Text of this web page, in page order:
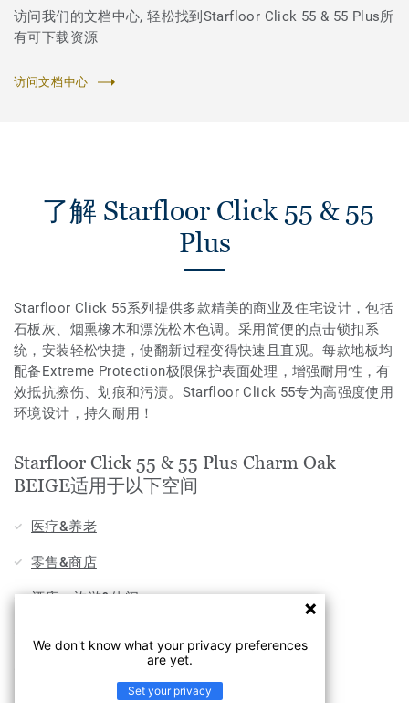
访问我们的文档中心, 轻松找到Starfloor Click 55 & 55 Plus所
有可下载资源
访问文档中心
了解 Starfloor Click 55 & 55
Plus
Starfloor Click 55系列提供多款精美的商业及住宅设计，包括
石板灰、烟熏橡木和漂洗松木色调。采用简便的点击锁扣系
统，安装轻松快捷，使翻新过程变得快速且直观。每款地板均
配备Extreme Protection极限保护表面处理，增强耐用性，有
效抵抗擦伤、划痕和污渍。Starfloor Click 55专为高强度使用
环境设计，持久耐用！
Starfloor Click 55 & 55 Plus Charm Oak
BEIGE适用于以下空间
医疗&养老
零售&商店
酒店，旅游&休闲
We don't know what your privacy preferences
are yet.
Set your privacy